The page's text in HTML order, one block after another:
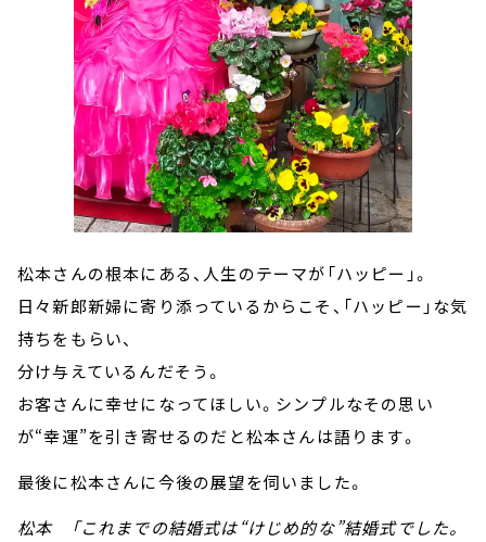
松本さんの根本にある、人生のテーマが「ハッピー」。
日々新郎新婦に寄り添っているからこそ、「ハッピー」な気
持ちをもらい、
分け与えているんだそう。
お客さんに幸せになってほしい。シンプルなその思い
が“幸運”を引き寄せるのだと松本さんは語ります。
最後に松本さんに今後の展望を伺いました。
松本 「これまでの結婚式は“けじめ的な”結婚式でした。